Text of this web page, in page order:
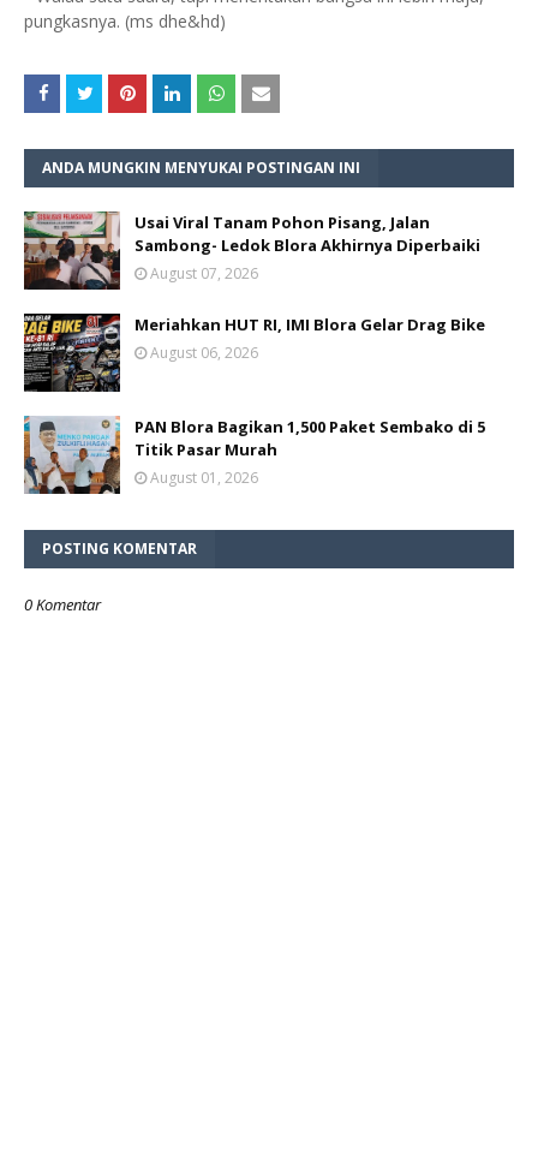
pungkasnya. (ms dhe&hd)
ANDA MUNGKIN MENYUKAI POSTINGAN INI
Usai Viral Tanam Pohon Pisang, Jalan
Sambong- Ledok Blora Akhirnya Diperbaiki
August 07, 2026
Meriahkan HUT RI, IMI Blora Gelar Drag Bike
August 06, 2026
PAN Blora Bagikan 1,500 Paket Sembako di 5
Titik Pasar Murah
August 01, 2026
POSTING KOMENTAR
0 Komentar